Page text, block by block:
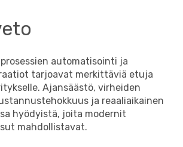
automatisointi ja
tarjoavat merkittäviä etuja
Ajansäästö, virheiden
ja reaaliaikainen
hyödyistä, joita modernit
mahdollistavat.